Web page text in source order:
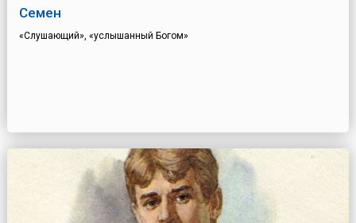
Семен
«Слушающий», «услышанный Богом»